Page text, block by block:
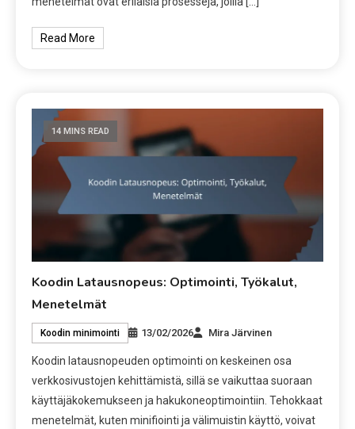
Read More
14 MINS READ
Koodin Latausnopeus: Optimointi, Työkalut,
Menetelmät
Koodin minimointi 13/02/2026 Mira Järvinen
Koodin latausnopeuden optimointi on keskeinen osa
verkkosivustojen kehittämistä, sillä se vaikuttaa suoraan
käyttäjäkokemukseen ja hakukoneoptimointiin. Tehokkaat
menetelmät, kuten minifiointi ja välimuistin käyttö, voivat